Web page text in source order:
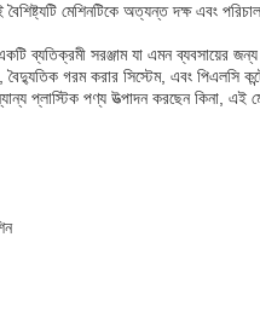
মেশিনটিকে অত্যন্ত দক্ষ এবং
ব্যতিক্রমী সরঞ্জাম যা এমন ব্যবসায়ের
গরম করার সিস্টেম, এবং পিএলসি
প্লাস্টিক পণ্য উত্পাদন করছেন কিনা, এই